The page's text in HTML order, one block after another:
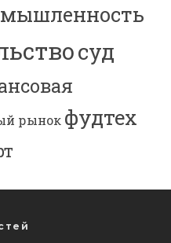
суд
рынок фудтех